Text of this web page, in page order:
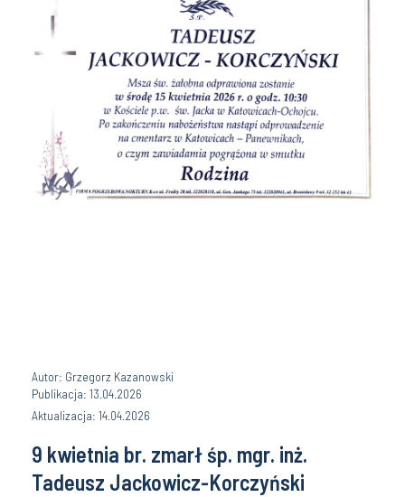
Autor: Grzegorz Kazanowski
Publikacja: 13.04.2026
Aktualizacja: 14.04.2026
9 kwietnia br. zmarł śp. mgr. inż.
Tadeusz Jackowicz-Korczyński